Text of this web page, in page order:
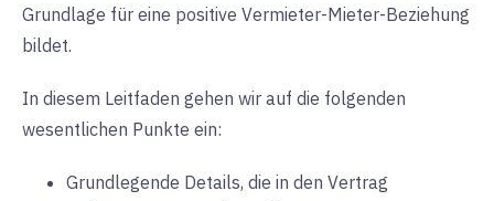
Grundlage für eine positive Vermieter-Mieter-Beziehung
bildet.
In diesem Leitfaden gehen wir auf die folgenden
wesentlichen Punkte ein:
Grundlegende Details, die in den Vertrag